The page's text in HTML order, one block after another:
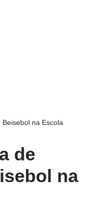
na Escola
de
na